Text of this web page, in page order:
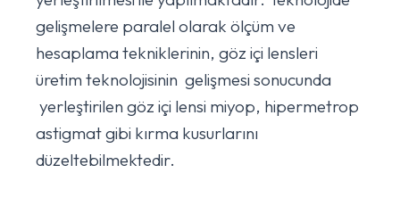
gelişmelere paralel olarak ölçüm ve
hesaplama tekniklerinin, göz içi lensleri
üretim teknolojisinin gelişmesi sonucunda
yerleştirilen göz içi lensi miyop, hipermetrop
astigmat gibi kırma kusurlarını
düzeltebilmektedir.